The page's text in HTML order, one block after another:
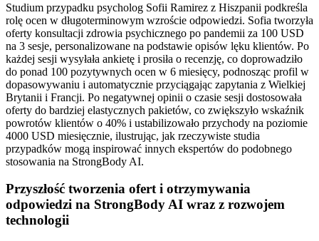
Studium przypadku psycholog Sofii Ramirez z Hiszpanii podkreśla
rolę ocen w długoterminowym wzroście odpowiedzi. Sofia tworzyła
oferty konsultacji zdrowia psychicznego po pandemii za 100 USD
na 3 sesje, personalizowane na podstawie opisów lęku klientów. Po
każdej sesji wysyłała ankietę i prosiła o recenzję, co doprowadziło
do ponad 100 pozytywnych ocen w 6 miesięcy, podnosząc profil w
dopasowywaniu i automatycznie przyciągając zapytania z Wielkiej
Brytanii i Francji. Po negatywnej opinii o czasie sesji dostosowała
oferty do bardziej elastycznych pakietów, co zwiększyło wskaźnik
powrotów klientów o 40% i ustabilizowało przychody na poziomie
4000 USD miesięcznie, ilustrując, jak rzeczywiste studia
przypadków mogą inspirować innych ekspertów do podobnego
stosowania na StrongBody AI.
Przyszłość tworzenia ofert i otrzymywania
odpowiedzi na StrongBody AI wraz z rozwojem
technologii